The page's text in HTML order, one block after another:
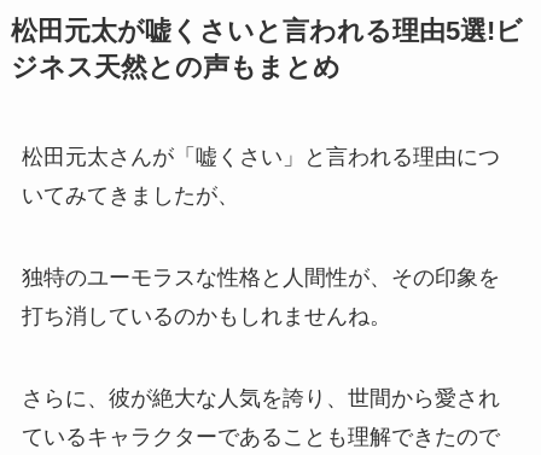
松田元太が嘘くさいと言われる理由5選!ビ
ジネス天然との声もまとめ
松田元太さんが「嘘くさい」と言われる理由につ
いてみてきましたが、
独特のユーモラスな性格と人間性が、その印象を
打ち消しているのかもしれませんね。
さらに、彼が絶大な人気を誇り、世間から愛され
ているキャラクターであることも理解できたので